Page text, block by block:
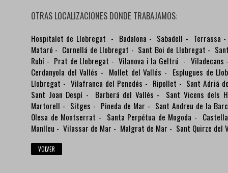
OTRAS LOCALIZACIONES DONDE TRABAJAMOS:
Hospitalet de Llobregat - Badalona - Sabadell - Terrassa
Mataró - Cornellá de Llobregat - Sant Boi de Llobregat -
Rubí - Prat de Llobregat -Vilanova i la Geltrú - Viladecans
Cerdanyola del Vallés - Mollet del Vallés - Esplugues de
Llobregat - Vilafranca del Penedés - Ripollet - Sant Adriá
Sant Joan Despí - Barberá del Vallés - Sant Vicens dels
Martorell - Sitges - Pineda de Mar - Sant Andreu de la
Olesa de Montserrat - Santa Perpétua de Mogoda -
Manlleu - Vilassar de Mar - Malgrat de Mar - Sant Quirze del
VOLVER